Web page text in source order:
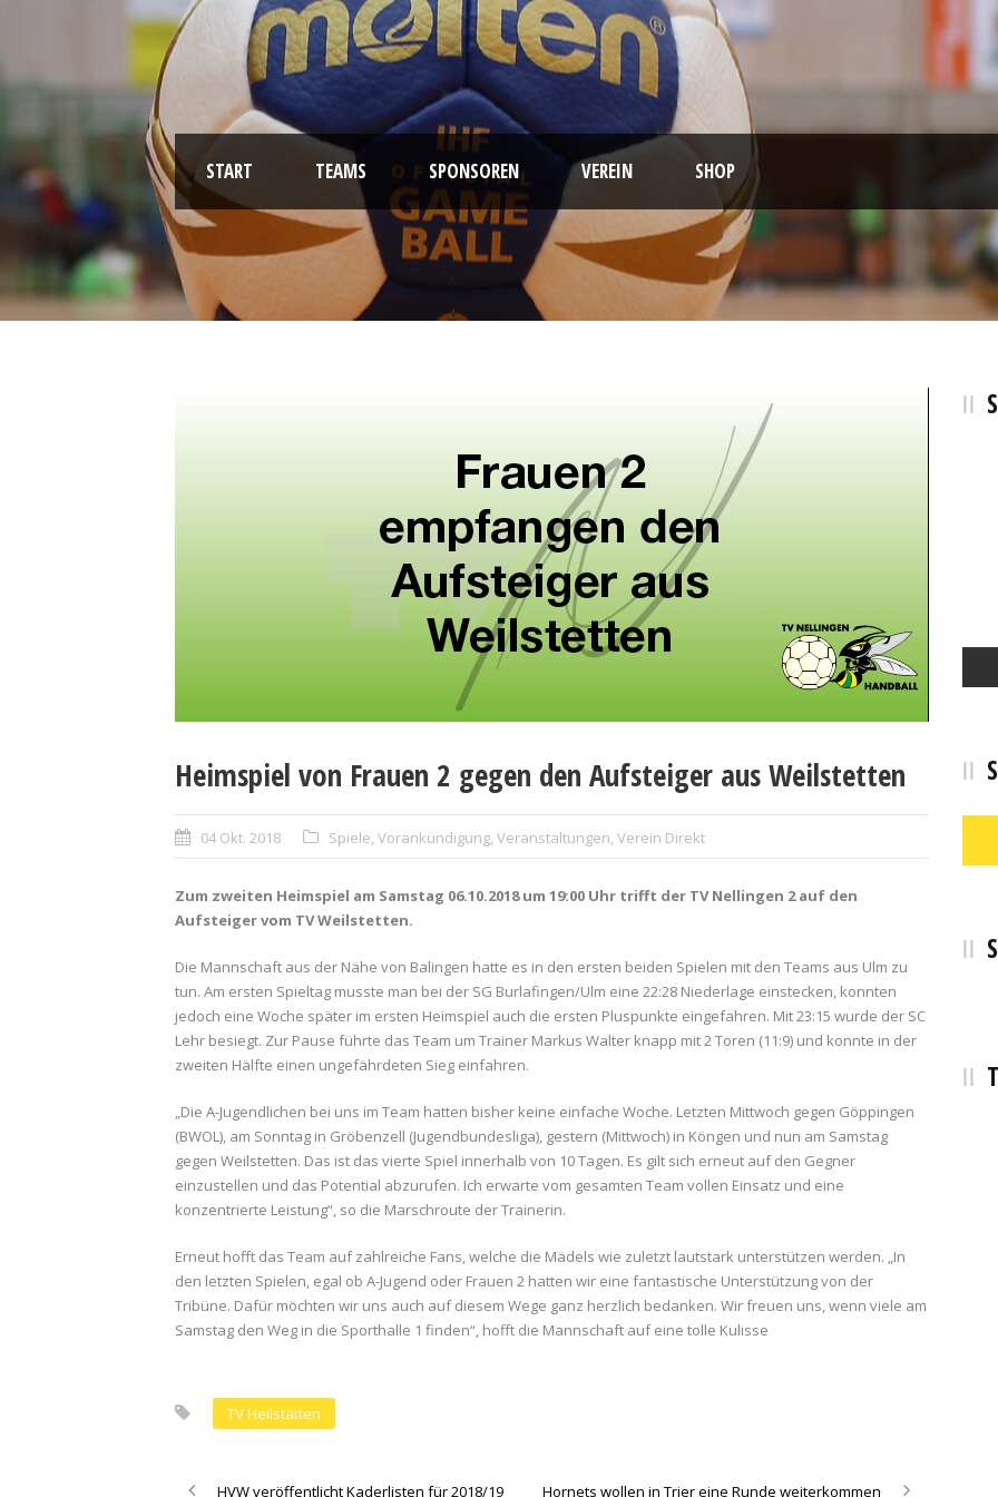
START TEAMS SPONSOREN VEREIN SHOP
Heimspiel von Frauen 2 gegen den Aufsteiger aus Weilstetten
04 Okt. 2018 Spiele, Vorankündigung, Veranstaltungen, Verein Direkt
Zum zweiten Heimspiel am Samstag 06.10.2018 um 19:00 Uhr trifft der TV Nellingen 2 auf den
Aufsteiger vom TV Weilstetten.
Die Mannschaft aus der Nähe von Balingen hatte es in den ersten beiden Spielen mit den Teams aus Ulm zu
tun. Am ersten Spieltag musste man bei der SG Burlafingen/Ulm eine 22:28 Niederlage einstecken, konnten
jedoch eine Woche später im ersten Heimspiel auch die ersten Pluspunkte eingefahren. Mit 23:15 wurde der SC
Lehr besiegt. Zur Pause führte das Team um Trainer Markus Walter knapp mit 2 Toren (11:9) und konnte in der
zweiten Hälfte einen ungefährdeten Sieg einfahren.
„Die A-Jugendlichen bei uns im Team hatten bisher keine einfache Woche. Letzten Mittwoch gegen Göppingen
(BWOL), am Sonntag in Gröbenzell (Jugendbundesliga), gestern (Mittwoch) in Köngen und nun am Samstag
gegen Weilstetten. Das ist das vierte Spiel innerhalb von 10 Tagen. Es gilt sich erneut auf den Gegner
einzustellen und das Potential abzurufen. Ich erwarte vom gesamten Team vollen Einsatz und eine
konzentrierte Leistung“, so die Marschroute der Trainerin.
Erneut hofft das Team auf zahlreiche Fans, welche die Mädels wie zuletzt lautstark unterstützen werden. „In
den letzten Spielen, egal ob A-Jugend oder Frauen 2 hatten wir eine fantastische Unterstützung von der
Tribüne. Dafür möchten wir uns auch auf diesem Wege ganz herzlich bedanken. Wir freuen uns, wenn viele am
Samstag den Weg in die Sporthalle 1 finden“, hofft die Mannschaft auf eine tolle Kulisse
TV Heilstätten
HVW veröffentlicht Kaderlisten für 2018/19 Hornets wollen in Trier eine Runde weiterkommen